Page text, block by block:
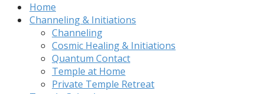
Home
Channeling & Initiations
Channeling
Cosmic Healing & Initiations
Quantum Contact
Temple at Home
Private Temple Retreat